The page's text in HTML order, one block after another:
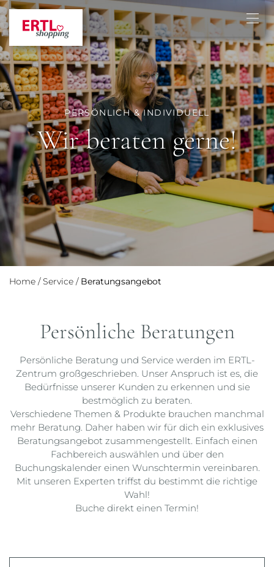
PERSÖNLICH & INDIVIDUELL
Wir beraten gerne!
Home / Service / Beratungsangebot
Persönliche Beratungen
Persönliche Beratung und Service werden im ERTL-
Zentrum großgeschrieben. Unser Anspruch ist es, die
Bedürfnisse unserer Kunden zu erkennen und sie
bestmöglich zu beraten.
Verschiedene Themen & Produkte brauchen manchmal
mehr Beratung. Daher haben wir für dich ein exklusives
Beratungsangebot zusammengestellt. Einfach einen
Fachbereich auswählen und über den
Buchungskalender einen Wunschtermin vereinbaren.
Mit unseren Experten triffst du bestimmt die richtige
Wahl!
Buche direkt einen Termin!